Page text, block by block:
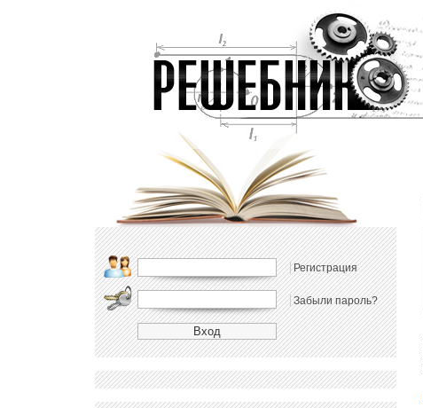
Регистрация
Забыли пароль?